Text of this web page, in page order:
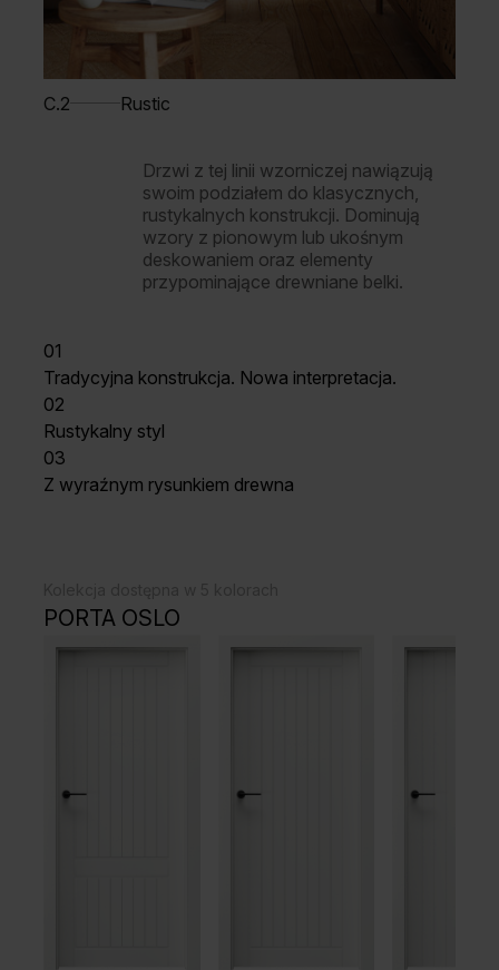
C.2 Rustic
Drzwi z tej linii wzorniczej nawiązują
swoim podziałem do klasycznych,
rustykalnych konstrukcji. Dominują
wzory z pionowym lub ukośnym
deskowaniem oraz elementy
przypominające drewniane belki.
01
Tradycyjna konstrukcja. Nowa interpretacja.
02
Rustykalny styl
03
Z wyraźnym rysunkiem drewna
PORTA OSLO